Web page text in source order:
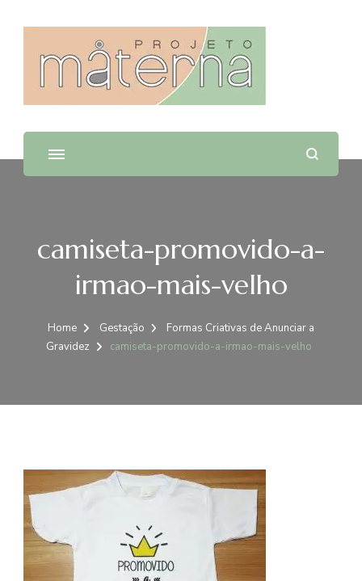
Projeto Materna
camiseta-promovido-a-
irmao-mais-velho
Home Gestação
Formas Criativas de Anunciar a
Gravidez
camiseta-promovido-a-irmao-mais-velho